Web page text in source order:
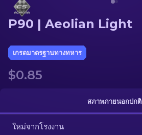
ปืนไรเฟิลซุ่มยิง
มีด
ถุงมือ
อื่น ๆ
P90 | Aeolian Light
เกรดมาตรฐานทางทหาร
$0.85
สภาพภายนอกปกติ
ใหม่จากโรงงาน